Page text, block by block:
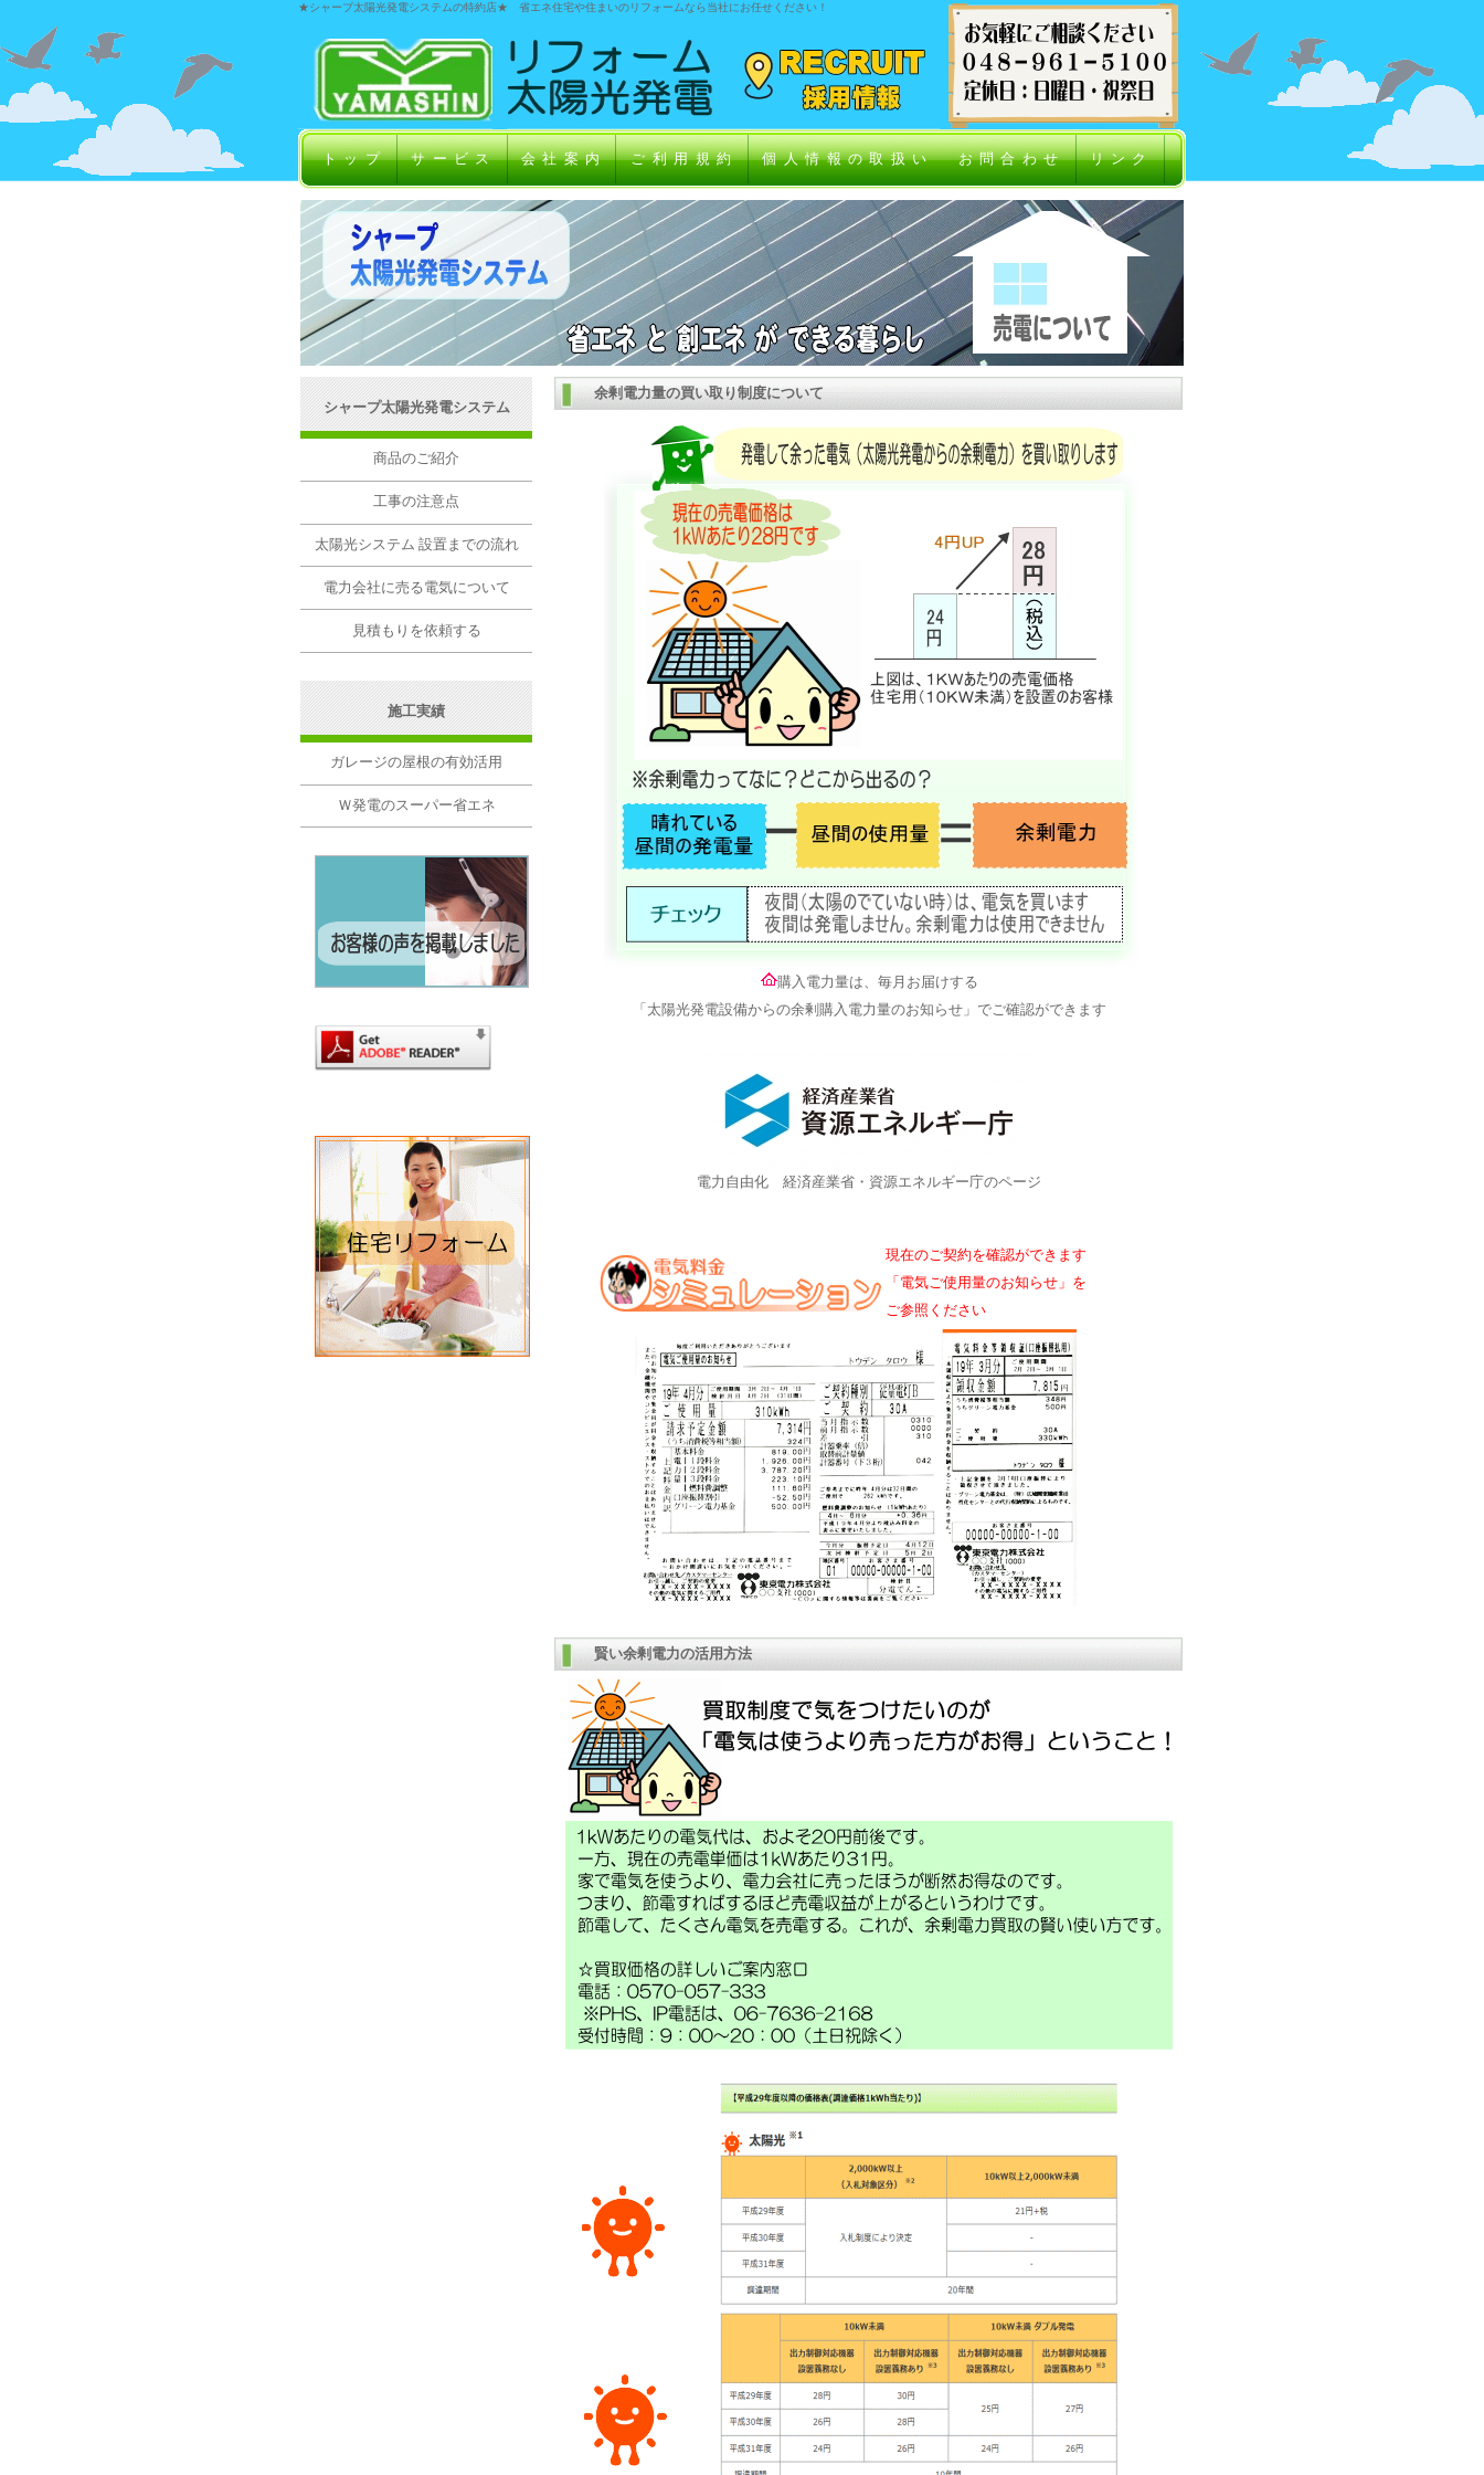
★シャープ太陽光発電システムの特約店★ 省エネ住宅や住まいのリフォームなら当社にお任せください！
トップ サービス 会社案内 ご利用規約 個人情報の取扱い お問合わせ リンク
余剰電力量の買い取り制度について
購入電力量は、毎月お届けする
「太陽光発電設備からの余剰購入電力量のお知らせ」でご確認ができます
電力自由化 経済産業省・資源エネルギー庁のページ
現在のご契約を確認ができます
「電気ご使用量のお知らせ」を
ご参照ください
賢い余剰電力の活用方法
シャープ太陽光発電システム
商品のご紹介
工事の注意点
太陽光システム 設置までの流れ
電力会社に売る電気について
見積もりを依頼する
施工実績
ガレージの屋根の有効活用
Ｗ発電のスーパー省エネ